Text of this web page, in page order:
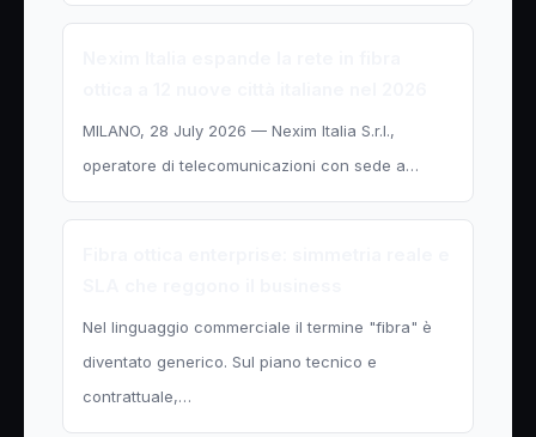
MILANO, 28 July 2026 — Nexim Italia S.r.l.,
operatore di telecomunicazioni con sede a…
Nel linguaggio commerciale il termine "fibra" è
diventato generico. Sul piano tecnico e
contrattuale,…